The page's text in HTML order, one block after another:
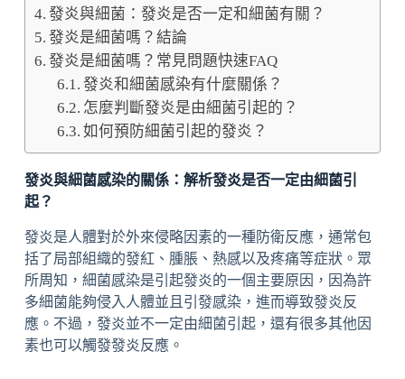
發炎與細菌：發炎是否一定和細菌有關？
發炎是細菌嗎？結論
發炎是細菌嗎？常見問題快速FAQ
發炎和細菌感染有什麼關係？
怎麼判斷發炎是由細菌引起的？
如何預防細菌引起的發炎？
發炎與細菌感染的關係：解析發炎是否一定由細菌引
起？
發炎是人體對於外來侵略因素的一種防衛反應，通常包
括了局部組織的發紅、腫脹、熱感以及疼痛等症狀。眾
所周知，細菌感染是引起發炎的一個主要原因，因為許
多細菌能夠侵入人體並且引發感染，進而導致發炎反
應。不過，發炎並不一定由細菌引起，還有很多其他因
素也可以觸發發炎反應。